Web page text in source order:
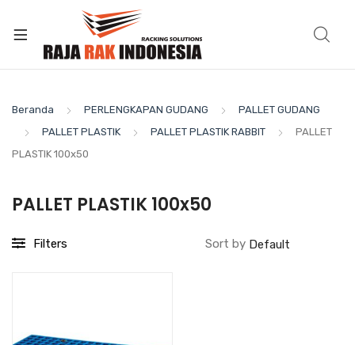
Beranda PERLENGKAPAN GUDANG
PALLET GUDANG
PALLET PLASTIK
PALLET PLASTIK RABBIT
PALLET
PLASTIK 100x50
PALLET PLASTIK 100x50
Filters Sort by